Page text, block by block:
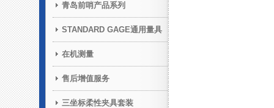
青岛前哨产品系列
STANDARD GAGE通用量具
在机测量
售后增值服务
三坐标柔性夹具套装